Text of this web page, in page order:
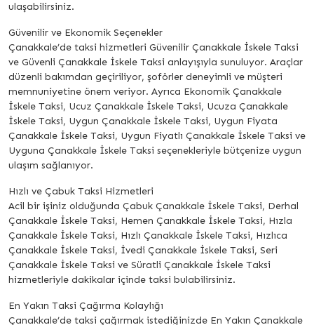
ulaşabilirsiniz.
Güvenilir ve Ekonomik Seçenekler
Çanakkale’de taksi hizmetleri Güvenilir Çanakkale İskele Taksi
ve Güvenli Çanakkale İskele Taksi anlayışıyla sunuluyor. Araçlar
düzenli bakımdan geçiriliyor, şoförler deneyimli ve müşteri
memnuniyetine önem veriyor. Ayrıca Ekonomik Çanakkale
İskele Taksi, Ucuz Çanakkale İskele Taksi, Ucuza Çanakkale
İskele Taksi, Uygun Çanakkale İskele Taksi, Uygun Fiyata
Çanakkale İskele Taksi, Uygun Fiyatlı Çanakkale İskele Taksi ve
Uyguna Çanakkale İskele Taksi seçenekleriyle bütçenize uygun
ulaşım sağlanıyor.
Hızlı ve Çabuk Taksi Hizmetleri
Acil bir işiniz olduğunda Çabuk Çanakkale İskele Taksi, Derhal
Çanakkale İskele Taksi, Hemen Çanakkale İskele Taksi, Hızla
Çanakkale İskele Taksi, Hızlı Çanakkale İskele Taksi, Hızlıca
Çanakkale İskele Taksi, İvedi Çanakkale İskele Taksi, Seri
Çanakkale İskele Taksi ve Süratli Çanakkale İskele Taksi
hizmetleriyle dakikalar içinde taksi bulabilirsiniz.
En Yakın Taksi Çağırma Kolaylığı
Çanakkale’de taksi çağırmak istediğinizde En Yakın Çanakkale